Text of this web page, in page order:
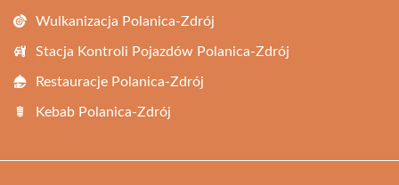
Wulkanizacja Polanica-Zdrój
Stacja Kontroli Pojazdów Polanica-Zdrój
Restauracje Polanica-Zdrój
Kebab Polanica-Zdrój